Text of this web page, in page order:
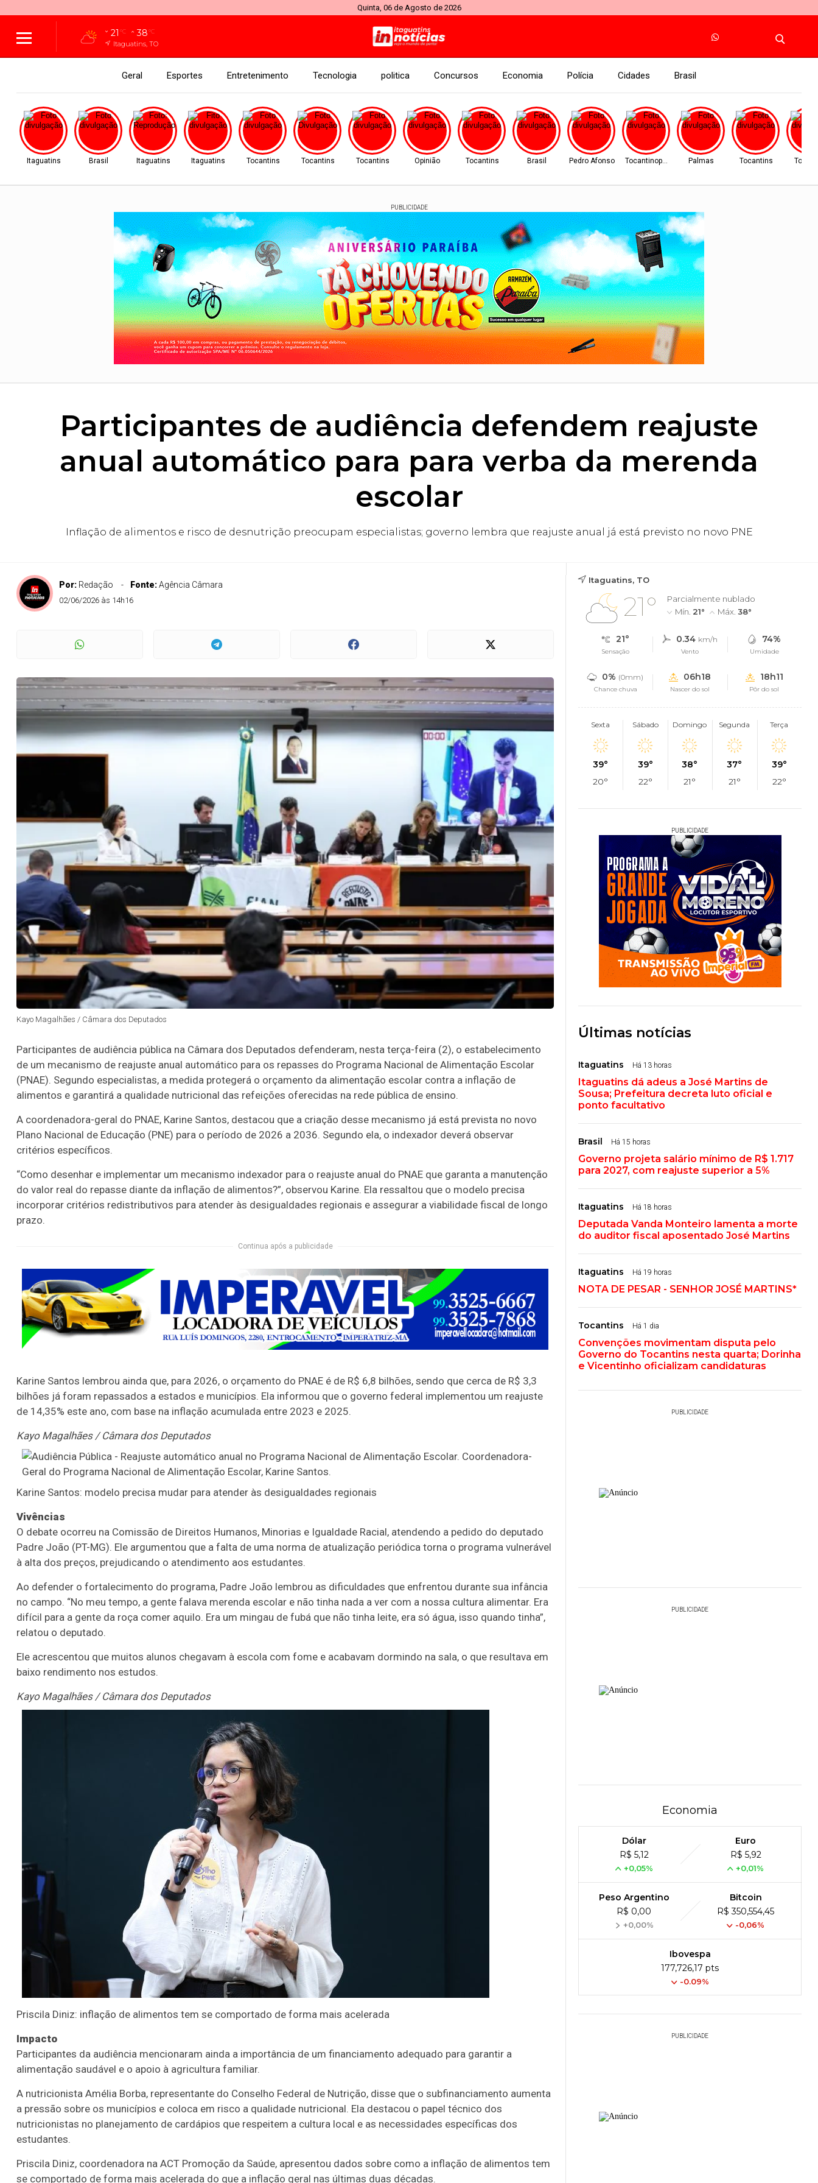
Quinta, 06 de Agosto de 2026
21 °C 38°C
Itaguatins, TO
Geral Esportes Entretenimento Tecnologia politica Concursos Economia Polícia Cidades Brasil
Itaguatins Brasil Itaguatins Itaguatins Tocantins Tocantins Tocantins Opinião Tocantins Brasil Pedro Afonso Tocantinopolis Palmas Tocantins
PUBLICIDADE
Participantes de audiência defendem reajuste
anual automático para para verba da merenda
escolar
Inflação de alimentos e risco de desnutrição preocupam especialistas; governo lembra que reajuste anual já está previsto no novo PNE
Por: Redação Fonte:Agência Câmara
02/06/2026 às 14h16
Kayo Magalhães / Câmara dos Deputados
Participantes de audiência pública na Câmara dos Deputados defenderam, nesta terça-feira (2), o estabelecimento
de um mecanismo de reajuste anual automático para os repasses do Programa Nacional de Alimentação Escolar
(PNAE). Segundo especialistas, a medida protegerá o orçamento da alimentação escolar contra a inflação de
alimentos e garantirá a qualidade nutricional das refeições oferecidas na rede pública de ensino.
A coordenadora-geral do PNAE, Karine Santos, destacou que a criação desse mecanismo já está prevista no novo
Plano Nacional de Educação (PNE) para o período de 2026 a 2036. Segundo ela, o indexador deverá observar
critérios específicos.
“Como desenhar e implementar um mecanismo indexador para o reajuste anual do PNAE que garanta a manutenção
do valor real do repasse diante da inflação de alimentos?”, observou Karine. Ela ressaltou que o modelo precisa
incorporar critérios redistributivos para atender às desigualdades regionais e assegurar a viabilidade fiscal de longo
prazo.
Continua após a publicidade
Karine Santos lembrou ainda que, para 2026, o orçamento do PNAE é de R$ 6,8 bilhões, sendo que cerca de R$ 3,3
bilhões já foram repassados a estados e municípios. Ela informou que o governo federal implementou um reajuste
de 14,35% este ano, com base na inflação acumulada entre 2023 e 2025.
Kayo Magalhães / Câmara dos Deputados
Karine Santos: modelo precisa mudar para atender às desigualdades regionais
Vivências
O debate ocorreu na Comissão de Direitos Humanos, Minorias e Igualdade Racial, atendendo a pedido do deputado
Padre João (PT-MG). Ele argumentou que a falta de uma norma de atualização periódica torna o programa vulnerável
à alta dos preços, prejudicando o atendimento aos estudantes.
Ao defender o fortalecimento do programa, Padre João lembrou as dificuldades que enfrentou durante sua infância
no campo. “No meu tempo, a gente falava merenda escolar e não tinha nada a ver com a nossa cultura alimentar. Era
difícil para a gente da roça comer aquilo. Era um mingau de fubá que não tinha leite, era só água, isso quando tinha”,
relatou o deputado.
Ele acrescentou que muitos alunos chegavam à escola com fome e acabavam dormindo na sala, o que resultava em
baixo rendimento nos estudos.
Kayo Magalhães / Câmara dos Deputados
Priscila Diniz: inflação de alimentos tem se comportado de forma mais acelerada
Impacto
Participantes da audiência mencionaram ainda a importância de um financiamento adequado para garantir a
alimentação saudável e o apoio à agricultura familiar.
A nutricionista Amélia Borba, representante do Conselho Federal de Nutrição, disse que o subfinanciamento aumenta
a pressão sobre os municípios e coloca em risco a qualidade nutricional. Ela destacou o papel técnico dos
nutricionistas no planejamento de cardápios que respeitem a cultura local e as necessidades específicas dos
estudantes.
Priscila Diniz, coordenadora na ACT Promoção da Saúde, apresentou dados sobre como a inflação de alimentos tem
se comportado de forma mais acelerada do que a inflação geral nas últimas duas décadas.
Itaguatins, TO
21°
Parcialmente nublado
Mín. 21° Máx. 38°
21°
Sensação
0.34 km/h
Vento
74%
Umidade
0% (0mm)
Chance chuva
06h18
Nascer do sol
18h11
Pôr do sol
Sexta
39°
20°
Sábado
39°
22°
Domingo
38°
21°
Segunda
37°
21°
Terça
39°
22°
PUBLICIDADE
Últimas notícias
Itaguatins Há 13 horas
Itaguatins dá adeus a José Martins de
Sousa; Prefeitura decreta luto oficial e
ponto facultativo
Brasil Há 15 horas
Governo projeta salário mínimo de R$ 1.717
para 2027, com reajuste superior a 5%
Itaguatins Há 18 horas
Deputada Vanda Monteiro lamenta a morte
do auditor fiscal aposentado José Martins
Itaguatins Há 19 horas
NOTA DE PESAR - SENHOR JOSÉ MARTINS*
Tocantins Há 1 dia
Convenções movimentam disputa pelo
Governo do Tocantins nesta quarta; Dorinha
e Vicentinho oficializam candidaturas
PUBLICIDADE
PUBLICIDADE
Economia
Dólar
R$ 5,12
+0,05%
Euro
R$ 5,92
+0,01%
Peso Argentino
R$ 0,00
+0,00%
Bitcoin
R$ 350,554,45
-0,06%
Ibovespa
177,726,17 pts
-0.09%
PUBLICIDADE